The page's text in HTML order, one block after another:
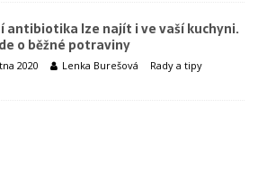
antibiotika lze najít i ve vaší kuchyni.
o běžné potraviny
2020 Lenka Burešová Rady a tipy